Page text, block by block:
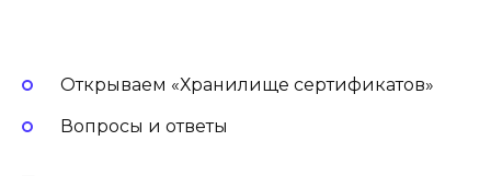
Открываем «Хранилище сертификатов»
Вопросы и ответы